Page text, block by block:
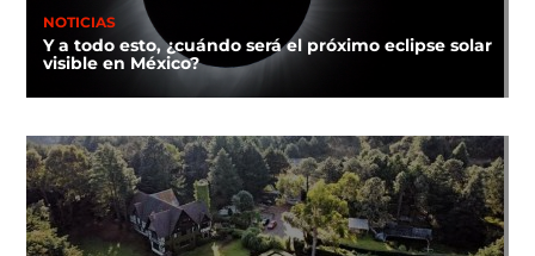
NOTICIAS
Y a todo esto, ¿cuándo será el próximo eclipse solar
visible en México?